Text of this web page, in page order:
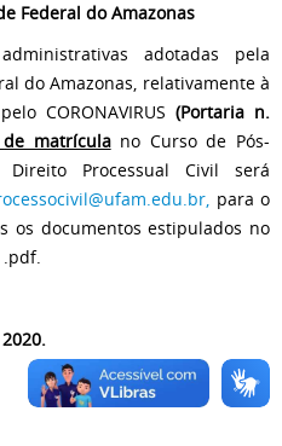
Federal do Amazonas
adotadas pela
do Amazonas, relativamente à
CORONAVIRUS (Portaria n.
de matrículano Curso de Pós-
Processual Civil será
, para o
os documentos estipulados no